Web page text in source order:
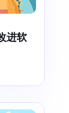
进软